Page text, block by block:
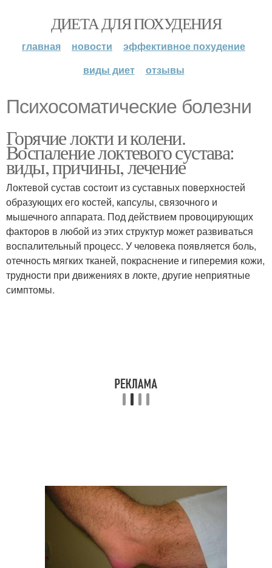
ДИЕТА ДЛЯ ПОХУДЕНИЯ
главная новости
эффективное похудение
виды диет
отзывы
Психосоматические болезни
Горячие локти и колени.
Воспаление локтевого сустава:
виды, причины, лечение
Локтевой сустав состоит из суставных поверхностей
образующих его костей, капсулы, связочного и
мышечного аппарата. Под действием провоцирующих
факторов в любой из этих структур может развиваться
воспалительный процесс. У человека появляется боль,
отечность мягких тканей, покраснение и гиперемия кожи,
трудности при движениях в локте, другие неприятные
симптомы.